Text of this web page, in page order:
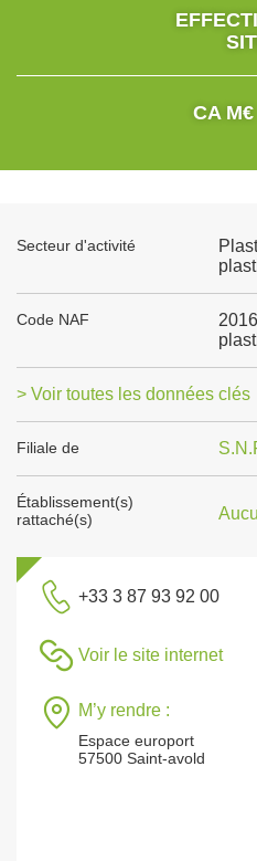
CA M€
Secteur d'activité
Code NAF
> Voir toutes les données clés
Filiale de
Établissement(s)
rattaché(s)
+33 3 87 93 92 00
Voir le site internet
M’y rendre :
Espace europort
57500 Saint-avold